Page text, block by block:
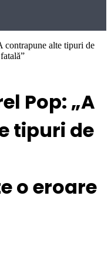
alte tipuri de
Pop: „A
tipuri de
o eroare